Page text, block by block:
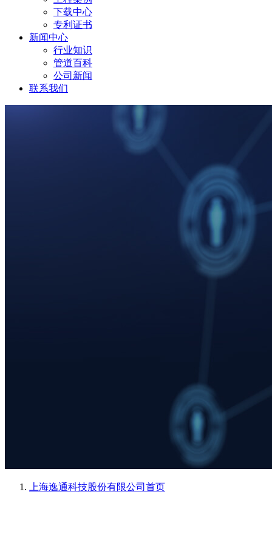
下载中心
专利证书
新闻中心
行业知识
管道百科
公司新闻
联系我们
上海逸通科技股份有限公司 首页